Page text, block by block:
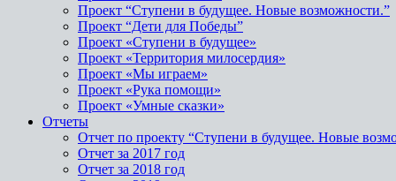
Проект “Ступени в будущее. Новые возможности.”
Проект “Дети для Победы”
Проект «Ступени в будущее»
Проект «Территория милосердия»
Проект «Мы играем»
Проект «Рука помощи»
Проект «Умные сказки»
Отчеты
Отчет по проекту “Ступени в будущее. Новые
Отчет за 2017 год
Отчет за 2018 год